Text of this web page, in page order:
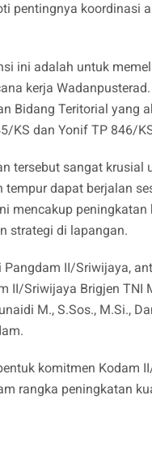
pentingnya koordinasi
ini adalah untuk
kerja
Bidang Teritorial yang
KS dan Yonif TP 846/
tersebut sangat
dapat berjalan
mencakup
strategi di lapangan.
II/Sriwijaya,
II/Sriwijaya Brigjen
M., S.Sos., M.Si.,
komitmen Kodam
rangka peningkatan